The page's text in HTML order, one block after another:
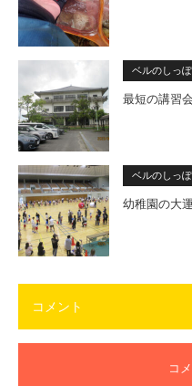
ベルのしっぽ
最短の講習会
ベルのしっぽ
幼稚園の大
コメント
コ